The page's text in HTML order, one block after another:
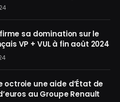
sa domination sur le
VP + VUL à fin août 2024
octroie une aide d’État de
au Groupe Renault